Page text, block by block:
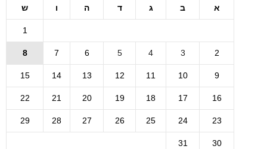
א ב ג ד ה ו ש
1
2
3
4
5
6
7
8
9
10
11
12
13
14
15
16
17
18
19
20
21
22
23
24
25
26
27
28
29
30
31